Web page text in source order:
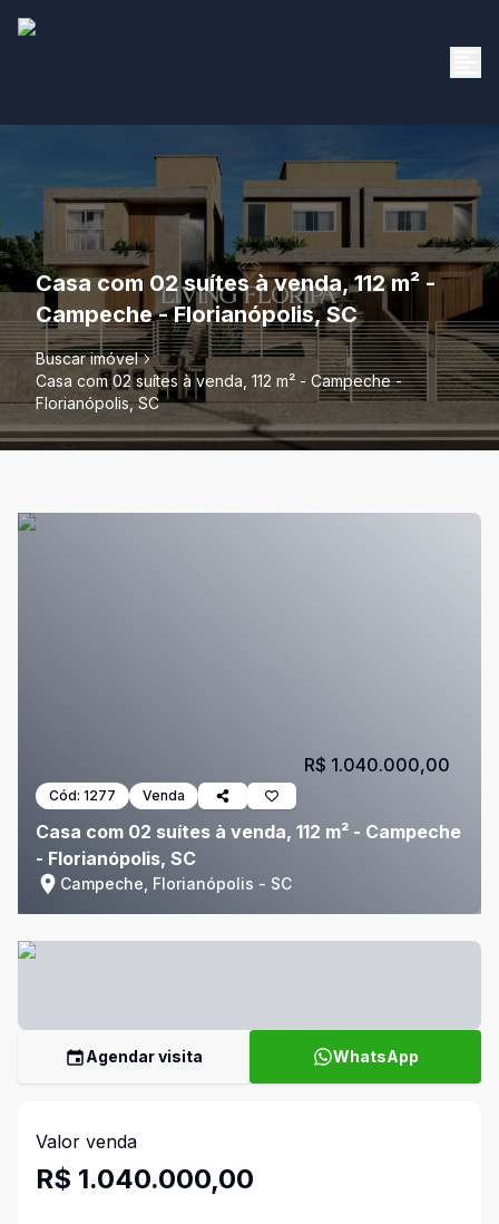
Casa com 02 suítes à venda, 112 m² -
Campeche - Florianópolis, SC
Buscar imóvel
Casa com 02 suítes à venda, 112 m² - Campeche -
Florianópolis, SC
Cód: 1277 Venda
Casa com 02 suítes à venda, 112 m² - Campeche
- Florianópolis, SC
Campeche, Florianópolis - SC
R$ 1.040.000,00
Agendar visita WhatsApp
Valor venda
R$ 1.040.000,00